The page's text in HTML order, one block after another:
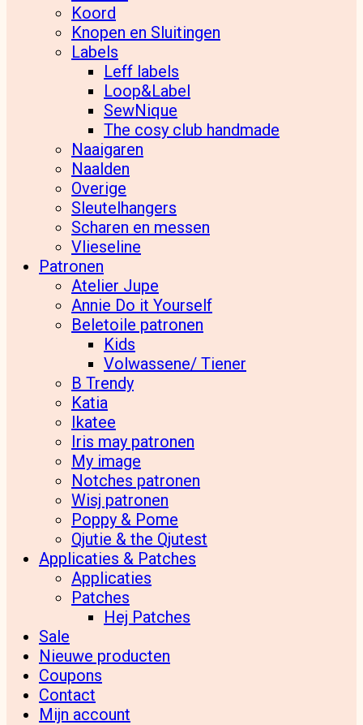
Koord
Knopen en Sluitingen
Labels
Leff labels
Loop&Label
SewNique
The cosy club handmade
Naaigaren
Naalden
Overige
Sleutelhangers
Scharen en messen
Vlieseline
Patronen
Atelier Jupe
Annie Do it Yourself
Beletoile patronen
Kids
Volwassene/ Tiener
B Trendy
Katia
Ikatee
Iris may patronen
My image
Notches patronen
Wisj patronen
Poppy & Pome
Qjutie & the Qjutest
Applicaties & Patches
Applicaties
Patches
Hej Patches
Sale
Nieuwe producten
Coupons
Contact
Mijn account